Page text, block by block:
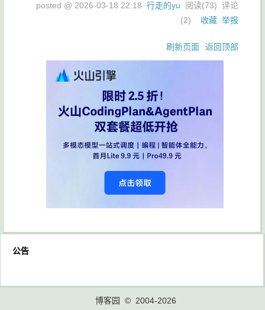
posted @ 2026-03-18 22:18 行走的yu 阅读(73) 评论
(2) 收藏 举报
刷新页面 返回顶部
公告
博客园 © 2004-2026